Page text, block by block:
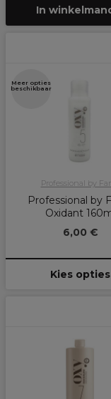
In
Meer opties
beschikbaar
Professional by
Professional by
Oxidant
6,00 €
Kies opties